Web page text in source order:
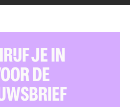
JE IN
DE